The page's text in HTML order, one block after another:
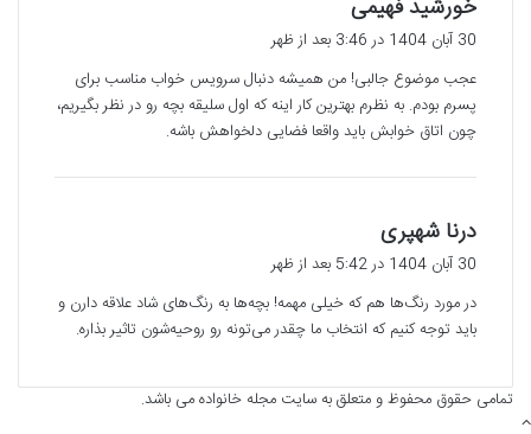
خورشید فهیمی
30 آبان 1404 در 3:46 بعد از ظهر
عجب موضوع جالبی! من همیشه دنبال سرویس خواب مناسب برای
پسرم بودم. به نظرم بهترین کار اینه که اول سلیقه بچه رو در نظر بگیریم،
چون اتاق خوابش باید واقعا فضایی دلخواهش باشه.
درنا شهپری
ت
:
30 آبان 1404 در 5:42 بعد از ظهر
در مورد رنگ‌ها هم که خیلی مهمه! بچه‌ها به رنگ‌های شاد علاقه دارن و
باید توجه کنیم که انتخاب ما چقدر می‌تونه رو روحیه‌شون تاثیر بذاره.
تمامی حقوق محفوظ و متعلق به سایت مجله خانواده می باشد.